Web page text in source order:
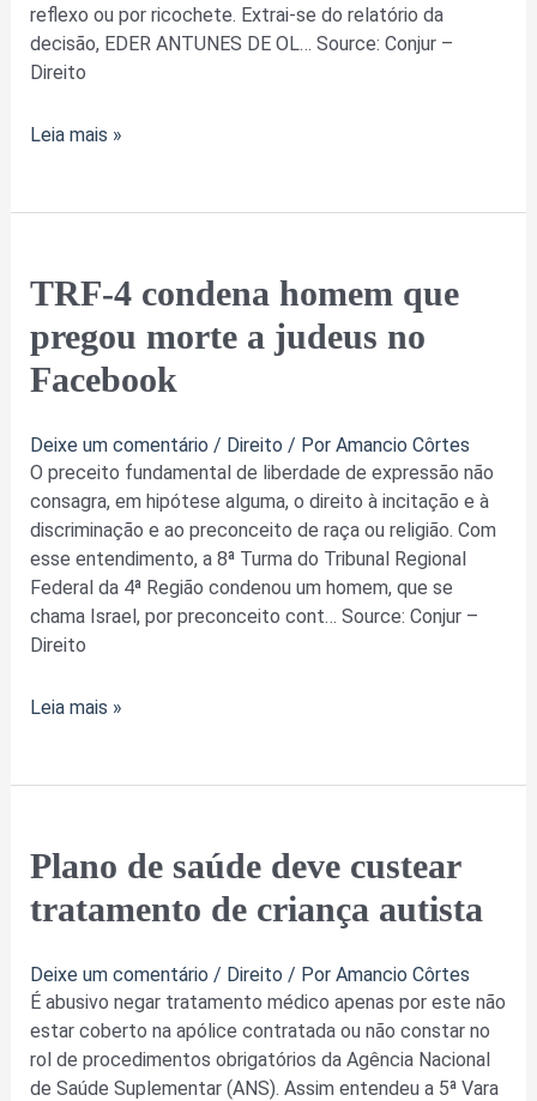
reflexo ou por ricochete. Extrai-se do relatório da
decisão, EDER ANTUNES DE OL… Source: Conjur –
Direito
Leia mais »
TRF-4 condena homem que
pregou morte a judeus no
Facebook
Deixe um comentário / Direito / Por Amancio Côrtes
O preceito fundamental de liberdade de expressão não
consagra, em hipótese alguma, o direito à incitação e à
discriminação e ao preconceito de raça ou religião. Com
esse entendimento, a 8ª Turma do Tribunal Regional
Federal da 4ª Região condenou um homem, que se
chama Israel, por preconceito cont… Source: Conjur –
Direito
TRF-
4
condena
homem
que
morte
a
judeus
no
Facebook
Leia mais »
Plano de saúde deve custear
tratamento de criança autista
Deixe um comentário / Direito / Por Amancio Côrtes
É abusivo negar tratamento médico apenas por este não
estar coberto na apólice contratada ou não constar no
rol de procedimentos obrigatórios da Agência Nacional
de Saúde Suplementar (ANS). Assim entendeu a 5ª Vara
Plano
de
saúde
custear
tratamento
de
criança
autista